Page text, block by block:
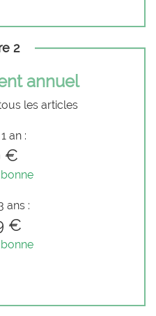
2
annuel
les articles
an :
€
ans :
€